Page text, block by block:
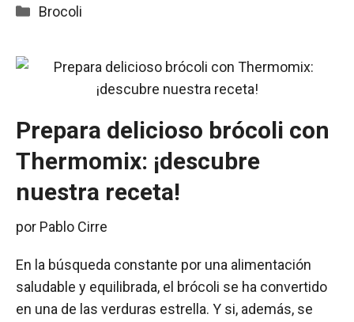
Categorías
Brocoli
Prepara delicioso brócoli con
Thermomix: ¡descubre
nuestra receta!
por Pablo Cirre
En la búsqueda constante por una alimentación
saludable y equilibrada, el brócoli se ha convertido
en una de las verduras estrella. Y si, además, se